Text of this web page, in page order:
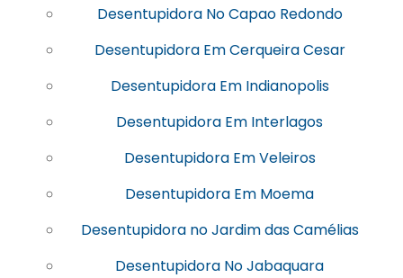
Desentupidora No Capao Redondo
Desentupidora Em Cerqueira Cesar
Desentupidora Em Indianopolis
Desentupidora Em Interlagos
Desentupidora Em Veleiros
Desentupidora Em Moema
Desentupidora no Jardim das Camélias
Desentupidora No Jabaquara